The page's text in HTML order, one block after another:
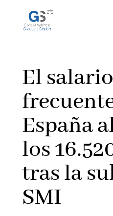
El
España
los
tras la
SMI